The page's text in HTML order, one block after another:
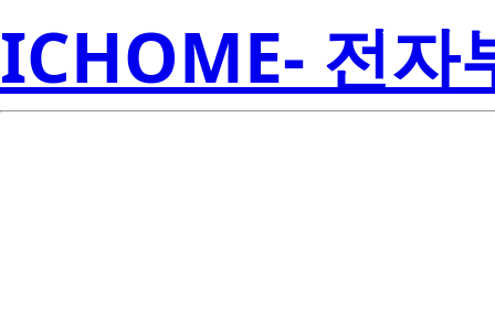
ICHOME- 전자